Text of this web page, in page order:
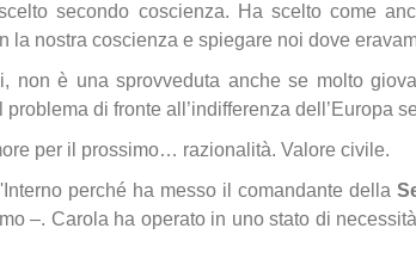
secondo coscienza. Ha scelto come
la nostra coscienza e spiegare noi dove
è una sprovveduta anche se molto
di fronte all’indifferenza dell’Europa
per il prossimo… razionalità. Valore civile.
perché ha messo il comandante della
–. Carola ha operato in uno stato di